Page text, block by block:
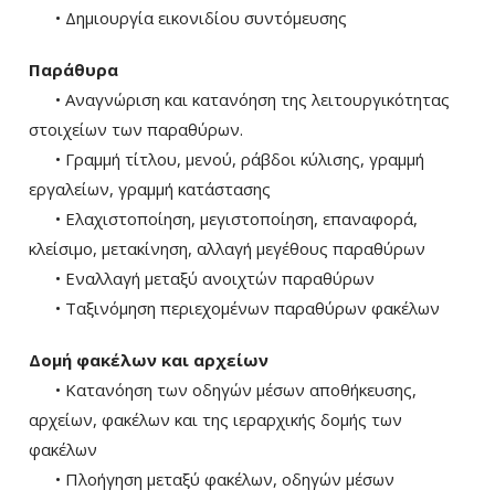
• Δημιουργία εικονιδίου συντόμευσης
Παράθυρα
• Αναγνώριση και κατανόηση της λειτουργικότητας
στοιχείων των παραθύρων.
• Γραμμή τίτλου, μενού, ράβδοι κύλισης, γραμμή
εργαλείων, γραμμή κατάστασης
• Ελαχιστοποίηση, μεγιστοποίηση, επαναφορά,
κλείσιμο, μετακίνηση, αλλαγή μεγέθους παραθύρων
• Εναλλαγή μεταξύ ανοιχτών παραθύρων
• Ταξινόμηση περιεχομένων παραθύρων φακέλων
Δομή φακέλων και αρχείων
• Κατανόηση των οδηγών μέσων αποθήκευσης,
αρχείων, φακέλων και της ιεραρχικής δομής των
φακέλων
• Πλοήγηση μεταξύ φακέλων, οδηγών μέσων